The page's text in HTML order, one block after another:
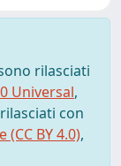
rilasciati
Universal,
con
BY 4.0),